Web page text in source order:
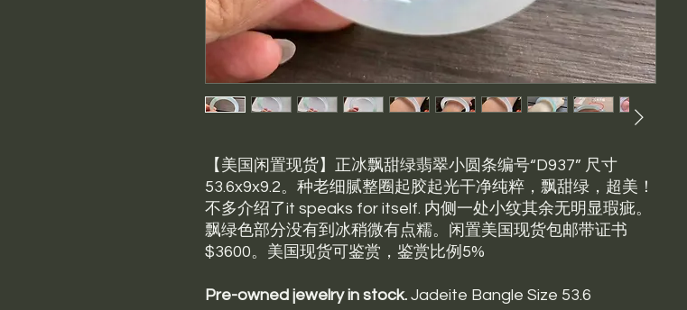
【美国闲置现货】正冰飘甜绿翡翠小圆条编号“D937” 尺寸
53.6x9x9.2。种老细腻整圈起胶起光干净纯粹，飘甜绿，超美！
不多介绍了it speaks for itself. 内侧一处小纹其余无明显瑕疵。
飘绿色部分没有到冰稍微有点糯。闲置美国现货包邮带证书
$3600。美国现货可鉴赏，鉴赏比例5%
Pre-owned jewelry in stock. Jadeite Bangle Size 53.6